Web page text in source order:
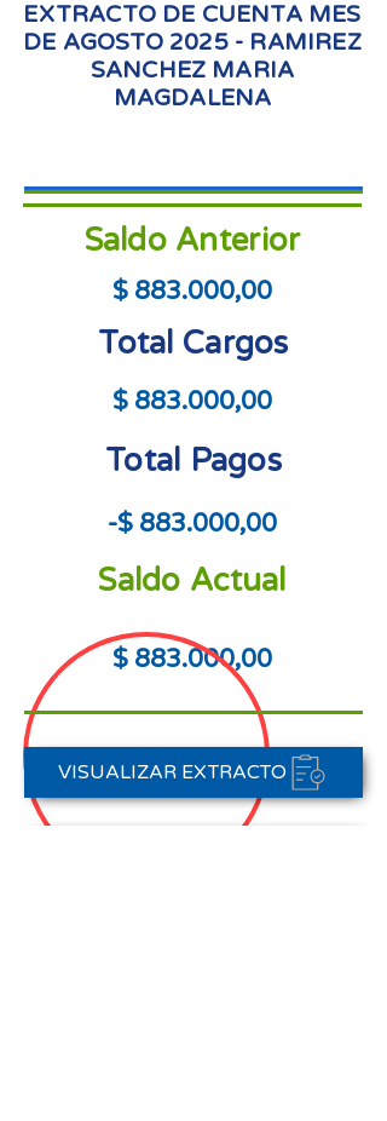
EXTRACTO DE CUENTA MES
DE AGOSTO 2025 - RAMIREZ
SANCHEZ MARIA
MAGDALENA
Saldo Anterior
$ 883.000,00
Total Cargos
$ 883.000,00
Total Pagos
-$ 883.000,00
Saldo Actual
$ 883.000,00
VISUALIZAR EXTRACTO